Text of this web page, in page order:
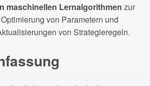
maschinellen Lernalgorithmen zur
von Parametern und
von Strategieregeln.